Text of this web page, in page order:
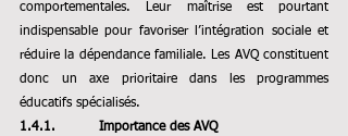
comportementales. Leur maîtrise est pourtant
indispensable pour favoriser l’intégration sociale et
réduire la dépendance familiale. Les AVQ constituent
donc un axe prioritaire dans les programmes
éducatifs spécialisés.
1.4.1.          Importance des AVQ